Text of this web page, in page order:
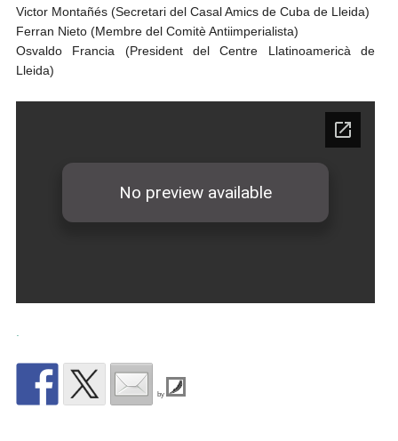
Victor Montañés (Secretari del Casal Amics de Cuba de Lleida)
Ferran Nieto (Membre del Comitè Antiimperialista)
Osvaldo Francia (President del Centre Llatinoamericà de
Lleida)
by